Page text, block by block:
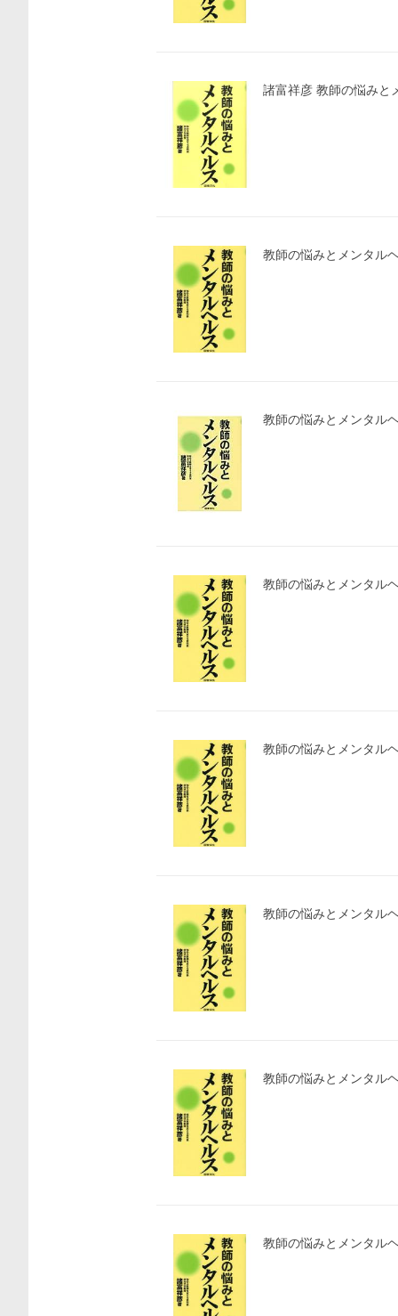
諸富祥彦 教師の悩みと
教師の悩みとメンタル
教師の悩みとメンタル
教師の悩みとメンタル
教師の悩みとメンタル
教師の悩みとメンタル
教師の悩みとメンタ
教師の悩みとメンタル